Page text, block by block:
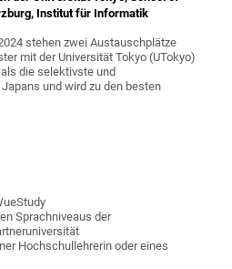
Institut für Informatik
stehen zwei Austauschplätze
mit der Universität Tokyo (UTokyo)
die selektivste und
und wird zu den besten
Sprachniveaus der
Hochschullehrerin oder eines